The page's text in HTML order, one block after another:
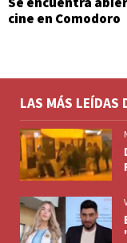
cine en Comodoro
LAS MÁS LEÍDAS